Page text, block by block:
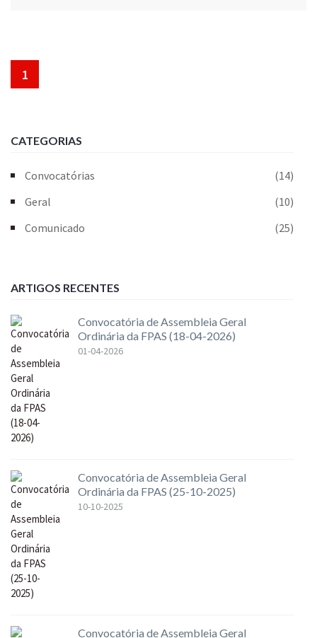
1
CATEGORIAS
Convocatórias
(14)
Geral
(10)
Comunicado
(25)
ARTIGOS RECENTES
Convocatória de Assembleia Geral
Ordinária da FPAS (18-04-2026)
01-04-2026
Convocatória de Assembleia Geral
Ordinária da FPAS (25-10-2025)
10-10-2025
Convocatória de Assembleia Geral